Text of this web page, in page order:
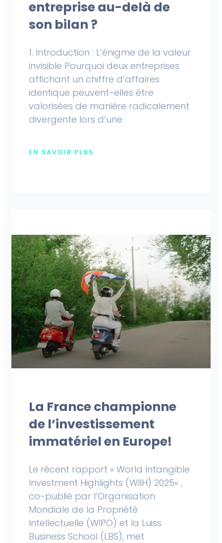
entreprise au-delà de
son bilan ?
1. Introduction : L’énigme de la valeur
invisible Pourquoi deux entreprises
affichant un chiffre d’affaires
identique peuvent-elles être
valorisées de manière radicalement
divergente lors d’une
EN SAVOIR PLUS
La France championne
de l’investissement
immatériel en Europe!
Le récent rapport « World Intangible
Investment Highlights (WIIH) 2025« ,
co-publié par l’Organisation
Mondiale de la Propriété
Intellectuelle (WIPO) et la Luiss
Business School (LBS), met